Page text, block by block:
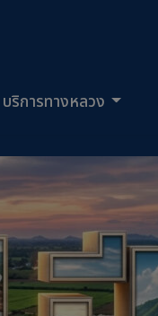
บริการทางหลวง